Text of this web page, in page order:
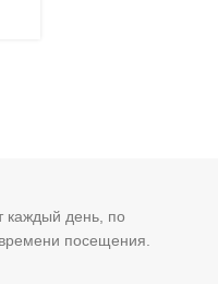
каждый день, по
посещения.